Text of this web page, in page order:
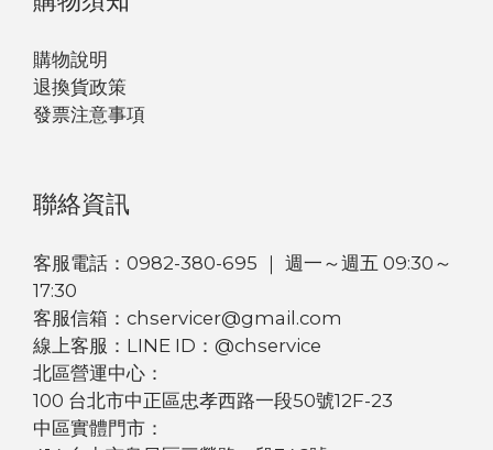
購物說明
退換貨政策
發票注意事項
聯絡資訊
客服電話：0982-380-695 ｜ 週一～週五 09:30～
17:30
客服信箱：chservicer@gmail.com
線上客服：LINE ID：@chservice
北區營運中心：
100 台北市中正區忠孝西路一段50號12F-23
中區實體門市：